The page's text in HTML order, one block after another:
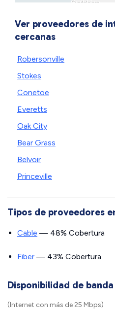
Ver proveedores de
cercanas
Robersonville
Stokes
Conetoe
Everetts
Oak City
Bear Grass
Belvoir
Princeville
Tipos de proveedores
Cable — 48% Cobertura
Fiber — 43% Cobertura
Disponibilidad de
(Internet con más de 25 Mbps)